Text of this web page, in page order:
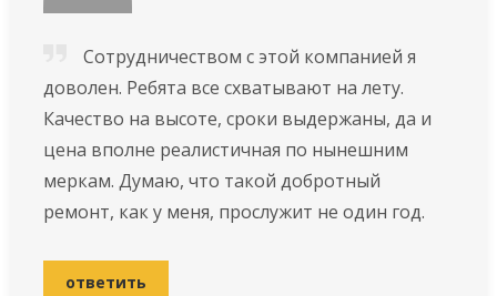
Сотрудничеством с этой компанией я
доволен. Ребята все схватывают на лету.
Качество на высоте, сроки выдержаны, да и
цена вполне реалистичная по нынешним
меркам. Думаю, что такой добротный
ремонт, как у меня, прослужит не один год.
ответить